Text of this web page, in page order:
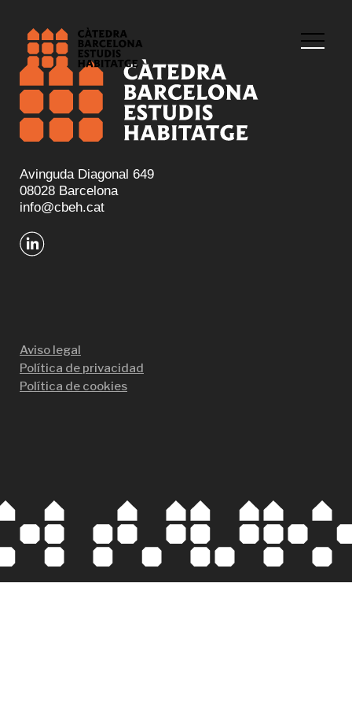
Avinguda Diagonal 649
08028 Barcelona
info@cbeh.cat
Aviso legal
Política de privacidad
Política de cookies